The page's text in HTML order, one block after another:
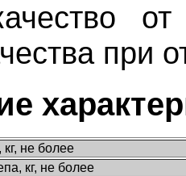
при
не более
кг, не более